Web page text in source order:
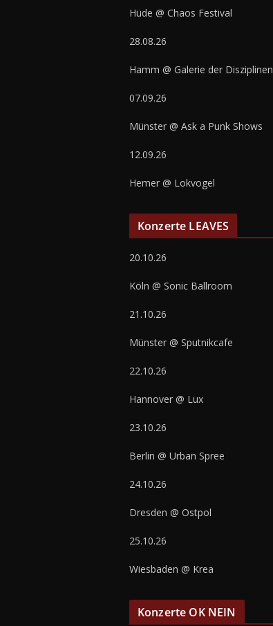
Hüde @ Chaos Festival
28.08.26
Hamm @ Galerie der Disziplinen
07.09.26
Münster @ Ask a Punk Shows
12.09.26
Hemer @ Lokvogel
Konzerte LEAVES
20.10.26
Köln @ Sonic Ballroom
21.10.26
Münster @ Sputnikcafe
22.10.26
Hannover @ Lux
23.10.26
Berlin @ Urban Spree
24.10.26
Dresden @ Ostpol
25.10.26
Wiesbaden @ Krea
Konzerte OK NEIN